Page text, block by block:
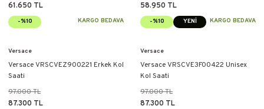
61.650 TL
-%10 KARGO BEDAVA
58.950 TL
-%10 YENİ KARGO BEDAVA
Versace
Versace VRSCVEZ900221 Erkek Kol
Saati
97.000 TL
87.300 TL
Versace
Versace VRSCVE3F00422 Unisex
Kol Saati
97.000 TL
87.300 TL